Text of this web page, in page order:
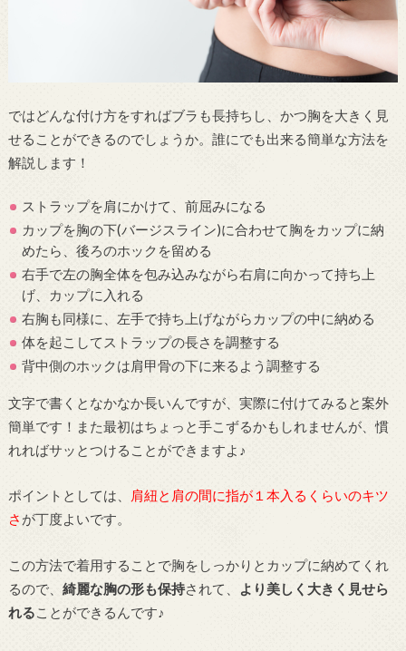
ではどんな付け方をすればブラも長持ちし、かつ胸を大きく見
せることができるのでしょうか。誰にでも出来る簡単な方法を
解説します！
ストラップを肩にかけて、前屈みになる
カップを胸の下(バージスライン)に合わせて胸をカップに納
めたら、後ろのホックを留める
右手で左の胸全体を包み込みながら右肩に向かって持ち上
げ、カップに入れる
右胸も同様に、左手で持ち上げながらカップの中に納める
体を起こしてストラップの長さを調整する
背中側のホックは肩甲骨の下に来るよう調整する
文字で書くとなかなか長いんですが、実際に付けてみると案外
簡単です！また最初はちょっと手こずるかもしれませんが、慣
れればサッとつけることができますよ♪
ポイントとしては、
肩紐と肩の間に指が１本入るくらいのキツ
さ が丁度よいです。
この方法で着用することで胸をしっかりとカップに納めてくれ
るので、 綺麗な胸の形も保持されて、
より美しく大きく見せら
れることができるんです♪